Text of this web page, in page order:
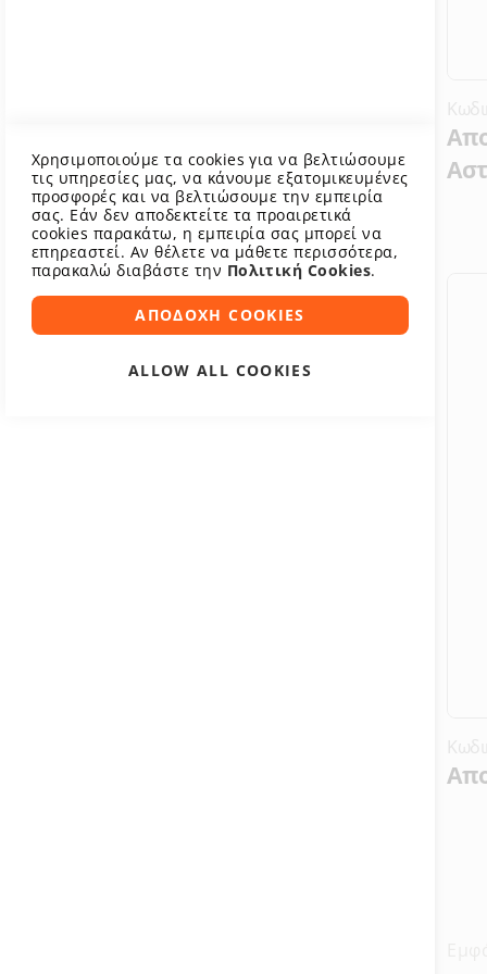
Χρησιμοποιούμε τα cookies για να βελτιώσουμε
τις υπηρεσίες μας, να κάνουμε εξατομικευμένες
προσφορές και να βελτιώσουμε την εμπειρία
σας. Εάν δεν αποδεκτείτε τα προαιρετικά
cookies παρακάτω, η εμπειρία σας μπορεί να
επηρεαστεί. Αν θέλετε να μάθετε περισσότερα,
παρακαλώ διαβάστε την Πολιτική Cookies.
ΑΠΟΔΟΧΉ COOKIES
ALLOW ALL COOKIES